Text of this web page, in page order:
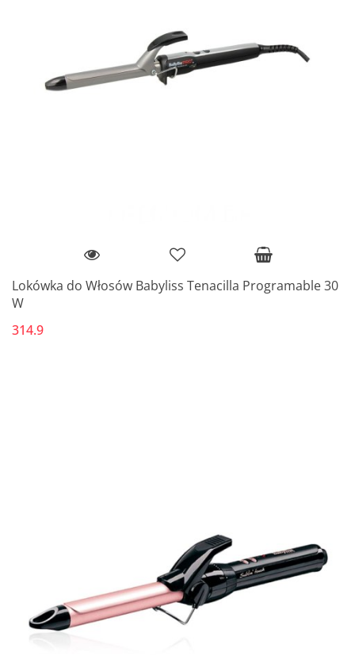
Lokówka do Włosów Babyliss Tenacilla Programable 30
W
314.9